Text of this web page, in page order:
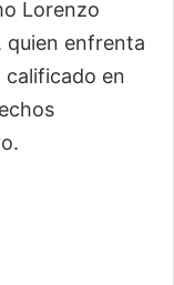
Lorenzo
quien enfrenta
en